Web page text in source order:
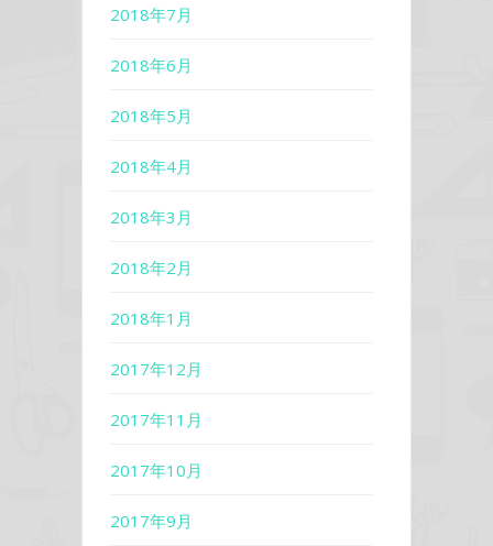
2018年7月
2018年6月
2018年5月
2018年4月
2018年3月
2018年2月
2018年1月
2017年12月
2017年11月
2017年10月
2017年9月